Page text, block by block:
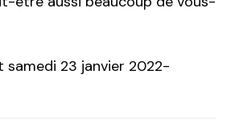
samedi 23 janvier 2022-